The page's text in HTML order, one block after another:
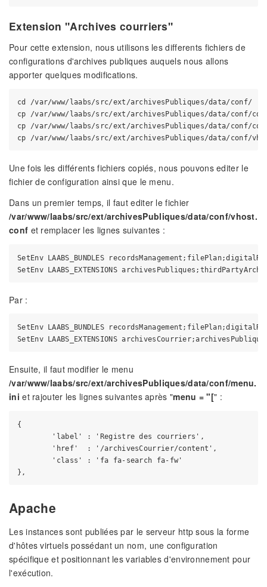
Extension "Archives courriers"
Pour cette extension, nous utilisons les differents fichiers de
configurations d'archives publiques auquels nous allons
apporter quelques modifications.
cd /var/www/laabs/src/ext/archivesPubliques/data/conf/
cp /var/www/laabs/src/ext/archivesPubliques/data/conf/
cp /var/www/laabs/src/ext/archivesPubliques/data/conf/
Une fois les différents fichiers copiés, nous pouvons editer le
fichier de configuration ainsi que le menu.
Dans un premier temps, il faut editer le fichier
/var/www/laabs/src/ext/archivesPubliques/data/conf/vhost.
conf et remplacer les lignes suivantes :
SetEnv LAABS_BUNDLES
Par :
SetEnv LAABS_BUNDLES
Ensuite, il faut modifier le menu
/var/www/laabs/src/ext/archivesPubliques/data/conf/menu.
ini et rajouter les lignes suivantes après "menu = "[" :
{
        'label' : 'Registre des courriers',
        'href'  : '/archivesCourrier/content',
        'class' : 'fa fa-search fa-fw'
Apache
Les instances sont publiées par le serveur http sous la forme
d'hôtes virtuels possédant un nom, une configuration
spécifique et positionnant les variables d'environnement pour
l'exécution.